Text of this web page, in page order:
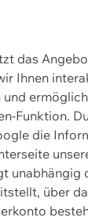
das
Ihnen
und
Funktion.
die
unabhängig
über